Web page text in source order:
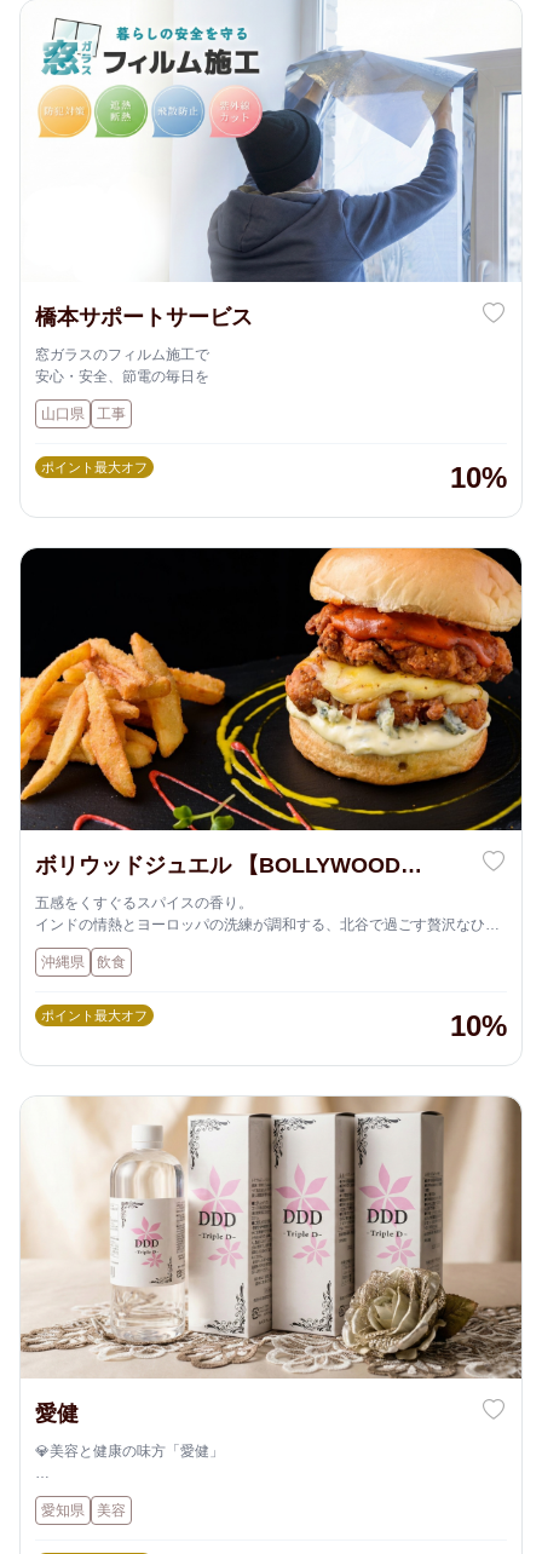
橋本サポートサービス
窓ガラスのフィルム施工で
安心・安全、節電の毎日を
山口県 工事
ポイント最大オフ 10%
ボリウッドジュエル 【BOLLYWOOD
JEWEL】
五感をくすぐるスパイスの香り。
インドの情熱とヨーロッパの洗練が調和する、北谷で過ごす贅沢なひと
とき。
沖縄県
飲食
ポイント最大オフ 10%
愛健
💎美容と健康の味方「愛健」
ケイ素の力で、内側から輝く美と健康をサポート！
愛知県
美容